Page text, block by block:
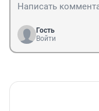
Гость
Войти